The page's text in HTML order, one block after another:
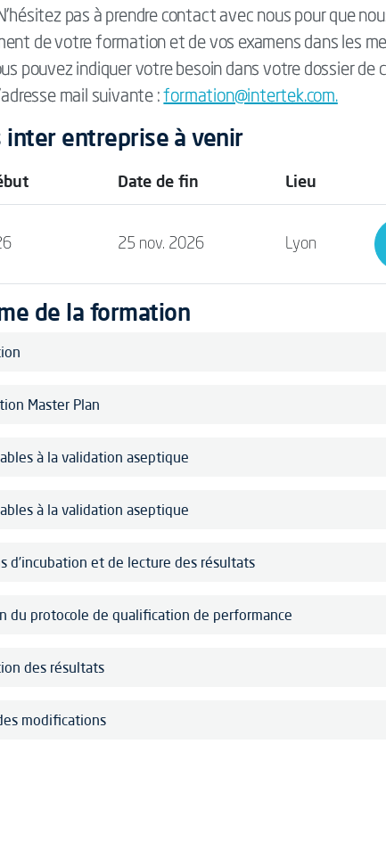
pas à prendre contact avec nous pour que
de votre formation et de vos examens dans les
pouvez indiquer votre besoin dans votre dossier de
mail suivante :formation@intertek.com.
inter entreprise à venir
Date de fin Lieu
25 nov. 2026 Lyon
de la formation
Master Plan
à la validation aseptique
à la validation aseptique
d’incubation et de lecture des résultats
du protocole de qualification de performance
des résultats
modifications